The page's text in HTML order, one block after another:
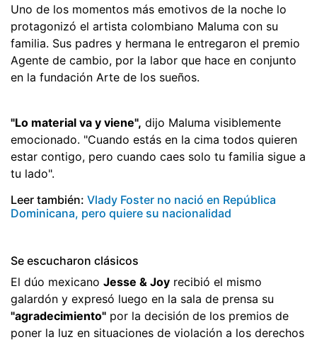
Uno de los momentos más emotivos de la noche lo
protagonizó el artista colombiano Maluma con su
familia. Sus padres y hermana le entregaron el premio
Agente de cambio, por la labor que hace en conjunto
en la fundación Arte de los sueños.
"Lo material va y viene", dijo Maluma visiblemente
emocionado. "Cuando estás en la cima todos quieren
estar contigo, pero cuando caes solo tu familia sigue a
tu lado".
Leer también: Vlady Foster no nació en República
Dominicana, pero quiere su nacionalidad
Se escucharon clásicos
El dúo mexicano Jesse & Joy recibió el mismo
galardón y expresó luego en la sala de prensa su
"agradecimiento" por la decisión de los premios de
poner la luz en situaciones de violación a los derechos